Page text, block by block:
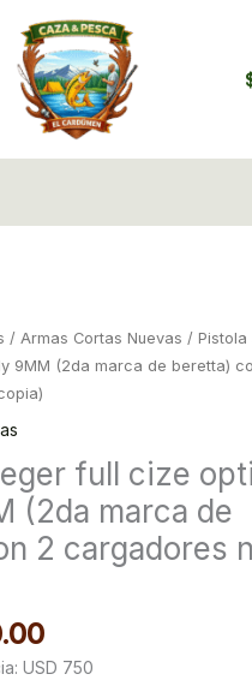
/ Armas Cortas Nuevas /
9MM (2da marca de beretta)
full cize
(2da marca de
2 cargadores
USD 750